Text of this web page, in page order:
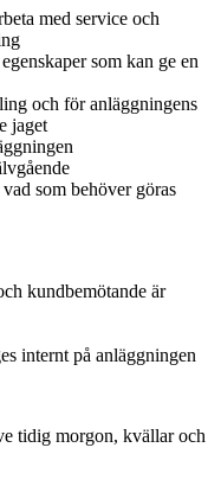
med service och
som kan ge en
och för anläggningens
jaget
som behöver göras
kundbemötande är
internt på anläggningen
tidig morgon, kvällar och